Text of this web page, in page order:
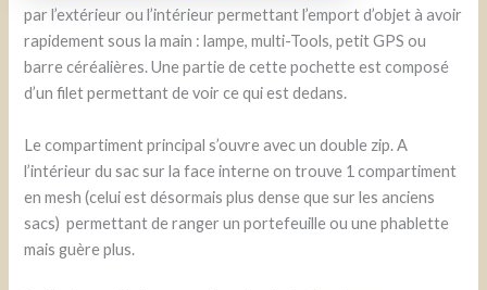
par l’extérieur ou l’intérieur permettant l’emport d’objet à avoir
rapidement sous la main : lampe, multi-Tools, petit GPS ou
barre céréalières. Une partie de cette pochette est composé
d’un filet permettant de voir ce qui est dedans.
Le compartiment principal s’ouvre avec un double zip. A
l’intérieur du sac sur la face interne on trouve 1 compartiment
en mesh (celui est désormais plus dense que sur les anciens
sacs) permettant de ranger un portefeuille ou une phablette
mais guère plus.